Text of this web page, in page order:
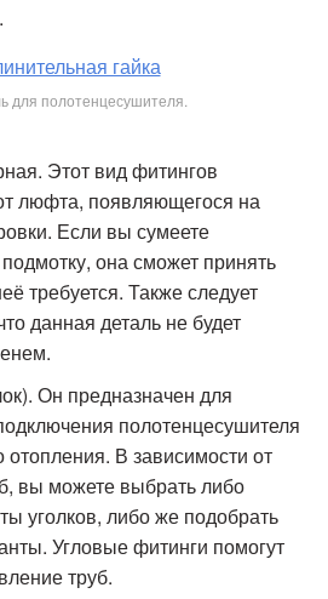
для полотенцесушителя.
Этот вид фитингов
люфта, появляющегося на
Если вы сумеете
она сможет принять
требуется. Также следует
данная деталь не будет
Он предназначен для
полотенцесушителя
отопления. В зависимости от
вы можете выбрать либо
уголков, либо же подобрать
Угловые фитинги помогут
труб.